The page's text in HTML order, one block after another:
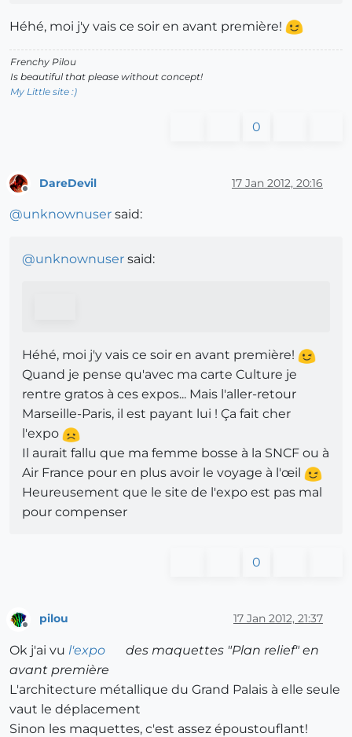
Héhé, moi j'y vais ce soir en avant première!
Frenchy Pilou
Is beautiful that please without concept!
My Little site :)
0
DareDevil 17 Jan 2012, 20:16
@unknownuser said:
@unknownuser said:
Héhé, moi j'y vais ce soir en avant première!
Quand je pense qu'avec ma carte Culture je
rentre gratos à ces expos... Mais l'aller-retour
Marseille-Paris, il est payant lui ! Ça fait cher
l'expo
Il aurait fallu que ma femme bosse à la SNCF ou à
Air France pour en plus avoir le voyage à l'œil
Heureusement que le site de l'expo est pas mal
pour compenser
0
Offline
pilou 17 Jan 2012, 21:37
Ok j'ai vu l'expo
des maquettes "Plan relief" en
avant première
L'architecture métallique du Grand Palais à elle seule
vaut le déplacement
Sinon les maquettes, c'est assez époustouflant!